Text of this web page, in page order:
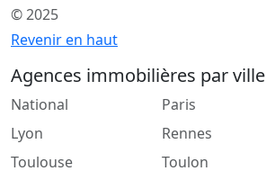
© 2025
Revenir en haut
Agences immobilières par ville
National
Lyon
Toulouse
Paris
Rennes
Toulon